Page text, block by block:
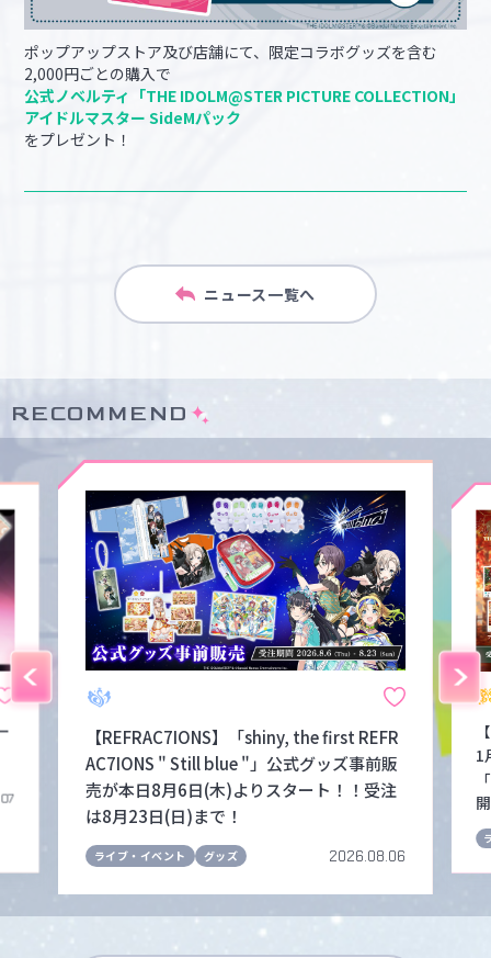
ポップアップストア及び店舗にて、限定コラボグッズを含む
2,000円ごとの購入で
公式ノベルティ「THE IDOLM@STER PICTURE COLLECTION」
アイドルマスター SideMパック
をプレゼント！
ニュース一覧へ
RECOMMEND
【REFRAC7IONS】「shiny, the first REFR
AC7IONS " Still blue "」公式グッズ事前販
売が本日8月6日(木)よりスタート！！受注
は8月23日(日)まで！
ライブ・イベント グッズ 2026.08.06
1